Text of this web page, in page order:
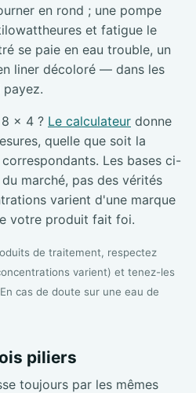
en rond ; une pompe
et fatigue le
se paie en eau trouble, un
liner décoloré — dans les
× 4 ? Le calculateur donne
quelle que soit la
Les bases ci-
marché, pas des vérités
varient d'une marque
votre produit fait foi.
de traitement, respectez
varient) et tenez-les
cas de doute sur une eau de
piliers
toujours par les mêmes